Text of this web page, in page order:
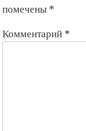
помечены *
Комментарий *